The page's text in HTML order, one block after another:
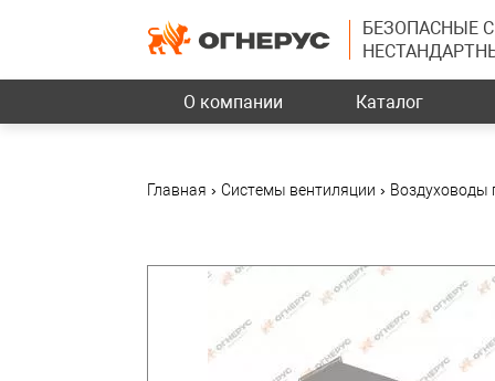
БЕЗОПАСНЫЕ
О компании Каталог
Главная › Системы вентиляции › Воздуховоды